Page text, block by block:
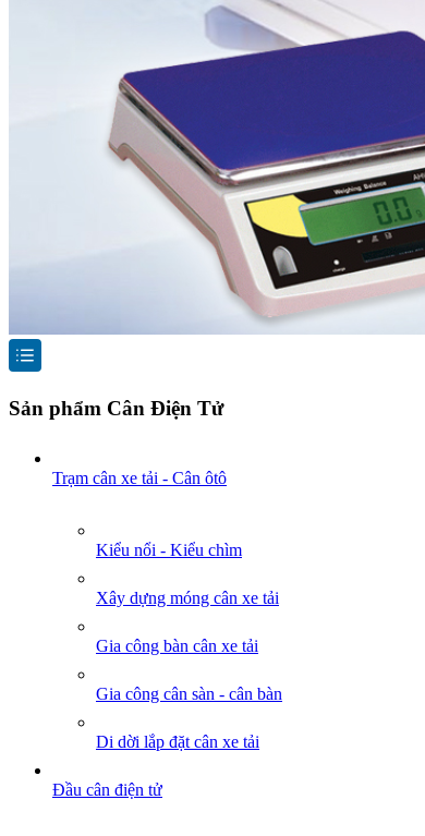
Sản phẩm Cân Điện Tử
Trạm cân xe tải - Cân ôtô
Kiểu nổi - Kiểu chìm
Xây dựng móng cân xe tải
Gia công bàn cân xe tải
Gia công cân sàn - cân bàn
Di dời lắp đặt cân xe tải
Đầu cân điện tử